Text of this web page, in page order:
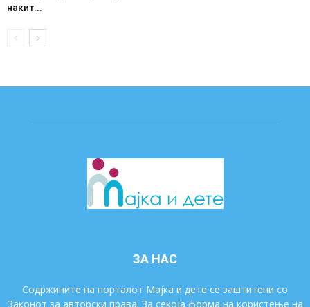
накит...
ЗА НАС
Содржините на порталот Мајка и дете се заштитени со
Законот за авторски права. За секоја форма на користење на